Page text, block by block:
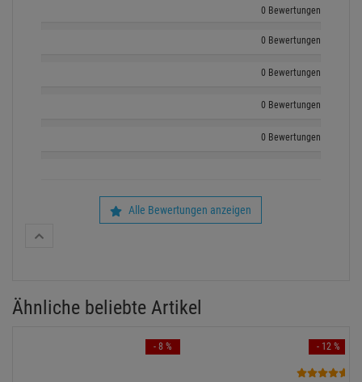
0 Bewertungen
0 Bewertungen
0 Bewertungen
0 Bewertungen
0 Bewertungen
Alle Bewertungen anzeigen
Ähnliche beliebte Artikel
- 8 % - 12 %